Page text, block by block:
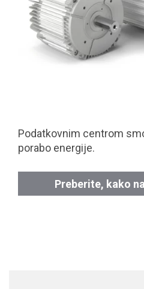
Podatkovnim centrom
porabo energije.
Preberite, kako